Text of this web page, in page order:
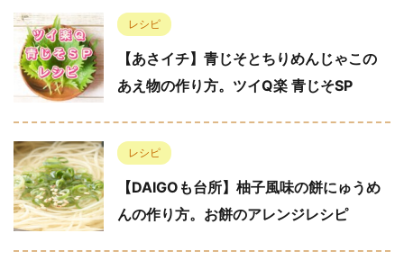
レシピ
【あさイチ】青じそとちりめんじゃこの
あえ物の作り方。ツイQ楽 青じそSP
レシピ
【DAIGOも台所】柚子風味の餅にゅうめ
んの作り方。お餅のアレンジレシピ